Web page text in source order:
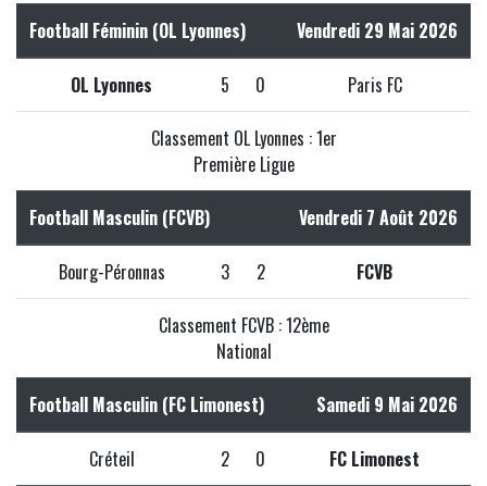
Football Féminin (OL Lyonnes) Vendredi 29 Mai 2026
OL Lyonnes 5 0 Paris FC
Classement OL Lyonnes : 1er
Première Ligue
Football Masculin (FCVB) Vendredi 7 Août 2026
Bourg-Péronnas 3 2 FCVB
Classement FCVB : 12ème
National
Football Masculin (FC Limonest) Samedi 9 Mai 2026
Créteil 2 0 FC Limonest